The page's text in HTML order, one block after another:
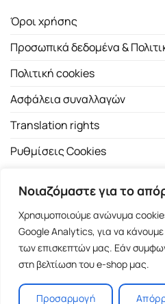
Νοιαζόμαστε για το
Χρησιμοποιούμε ανώνυμα
Google Analytics, για να κάνουμε
των επισκεπτών μας. Εάν
στη βελτίωση του e-shop μας.
Προσαρμογή
Όροι χρήσης
Προσωπικά δεδομένα &
Πολιτική cookies
Ασφάλεια συναλλαγών
Translation rights
Ρυθμίσεις Cookies
Copyright 2026 ©Εκδοτικός
Σόλωνος 98, 10680 Αθήνα | Τ: